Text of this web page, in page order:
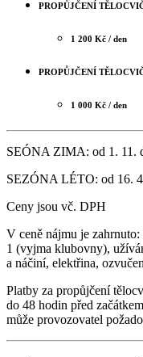
PROPŮJČENÍ
1 200 Kč / den
PROPŮJČENÍ
1 000 Kč / den
SEÓNA ZIMA: od 1. 11.
SEZÓNA LÉTO: od 16.
Ceny jsou vč. DPH
V ceně nájmu je
1 (vyjma klubovny),
a náčiní, elektřina,
Platby za propůjčení
do 48 hodin před
může provozovatel